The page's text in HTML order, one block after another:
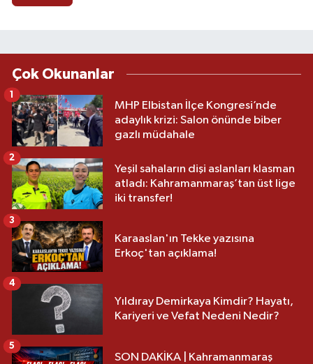
Çok Okunanlar
MHP Elbistan İlçe Kongresi’nde
adaylık krizi: Salon önünde biber
gazlı müdahale
1
Yeşil sahaların dişi aslanları klasman
atladı: Kahramanmaraş’tan üst lige
iki transfer!
2
Karaaslan'ın Tekke yazısına
Erkoç'tan açıklama!
3
Yıldıray Demirkaya Kimdir? Hayatı,
Kariyeri ve Vefat Nedeni Nedir?
4
SON DAKİKA | Kahramanmaraş
5